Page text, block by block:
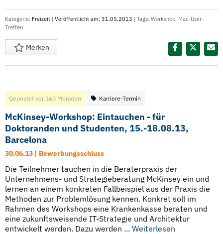
Kategorie: Freizeit | Veröffentlicht am: 31.05.2013 | Tags: Workshop, Mac-User-
Treffen
Merken
Gepostet vor 160 Monaten Karriere-Termin
McKinsey-Workshop: Eintauchen - für
Doktoranden und Studenten, 15.-18.08.13,
Barcelona
30.06.13 | Bewerbungsschluss
Die Teilnehmer tauchen in die Beraterpraxis der
Unternehmens- und Strategieberatung McKinsey ein und
lernen an einem konkreten Fallbeispiel aus der Praxis die
Methoden zur Problemlösung kennen. Konkret soll im
Rahmen des Workshops eine Krankenkasse beraten und
eine zukunftsweisende IT-Strategie und Architektur
entwickelt werden. Dazu werden ... Weiterlesen